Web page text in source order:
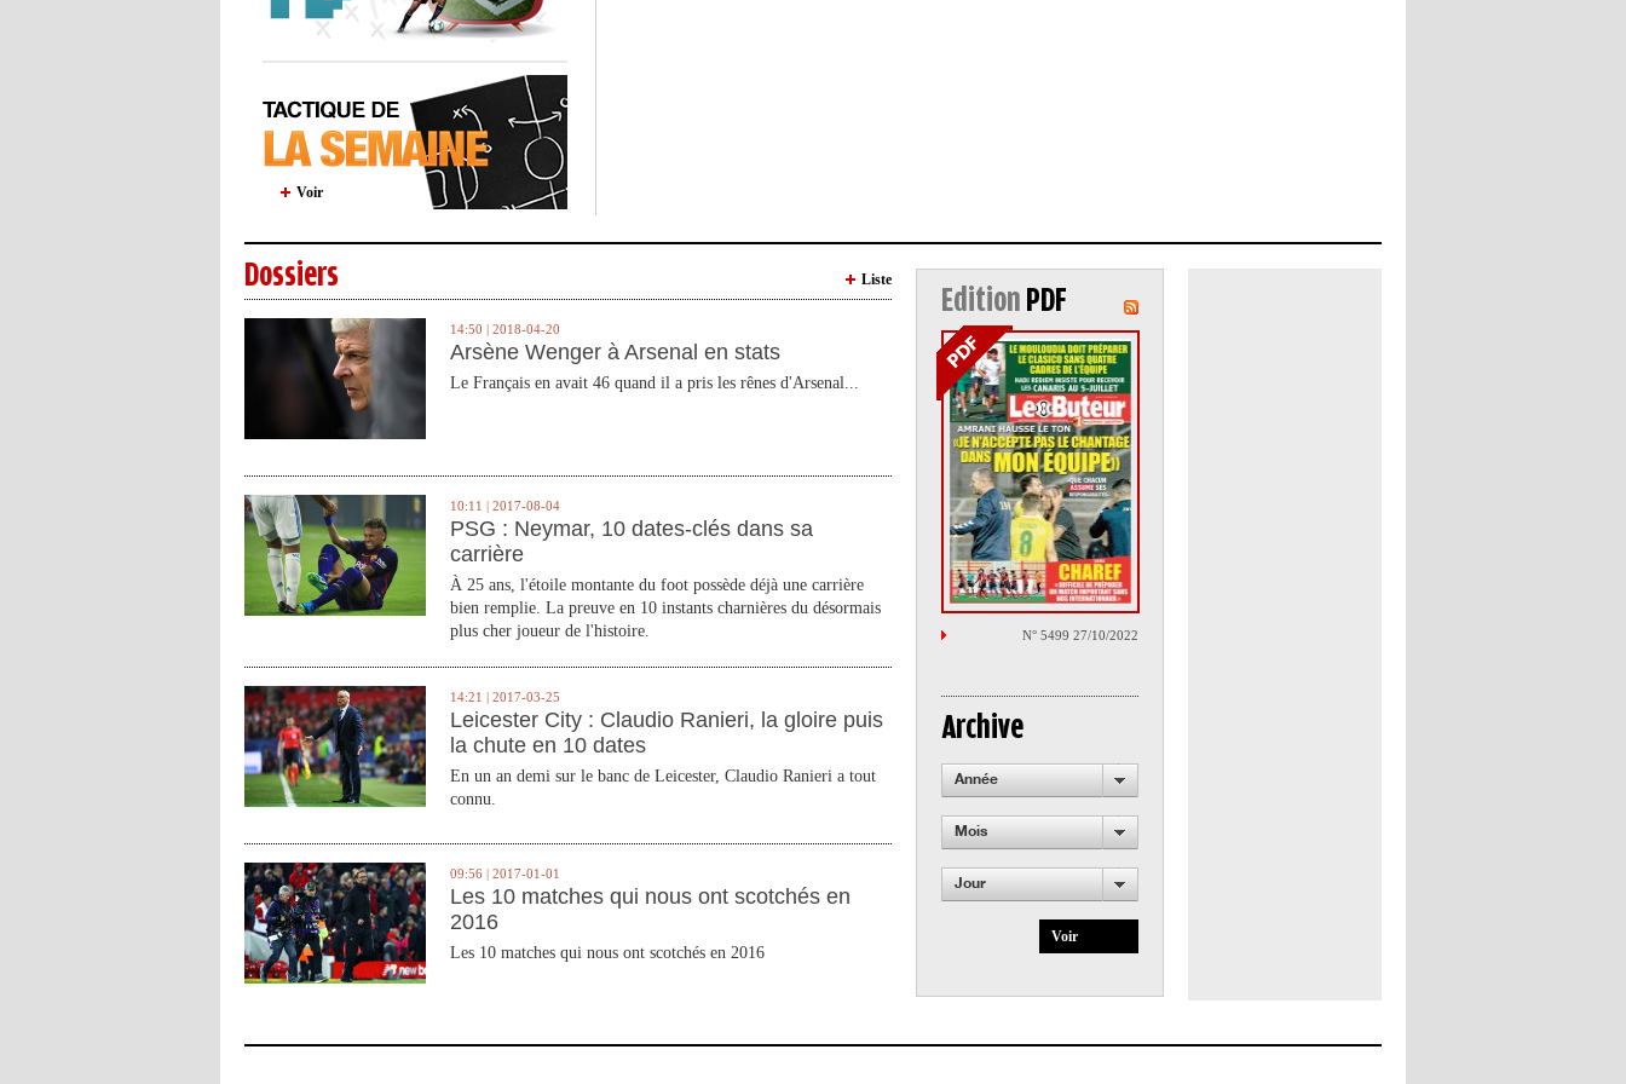
Voir
Dossiers Liste
14:50 | 2018-04-20
Arsène Wenger à Arsenal en stats
Le Français en avait 46 quand il a pris les rênes d'Arsenal...
10:11 | 2017-08-04
PSG : Neymar, 10 dates-clés dans sa
carrière
À 25 ans, l'étoile montante du foot possède déjà une carrière
bien remplie. La preuve en 10 instants charnières du désormais
plus cher joueur de l'histoire.
14:21 | 2017-03-25
Leicester City : Claudio Ranieri, la gloire puis
la chute en 10 dates
En un an demi sur le banc de Leicester, Claudio Ranieri a tout
connu.
09:56 | 2017-01-01
Les 10 matches qui nous ont scotchés en
2016
Les 10 matches qui nous ont scotchés en 2016
Edition PDF
N° 5499 27/10/2022
Archive
Année
Mois
Jour
Voir